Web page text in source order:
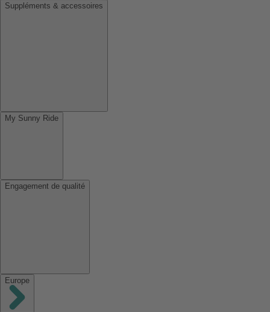
Suppléments & accessoires
My Sunny Ride
Engagement de qualité
Europe